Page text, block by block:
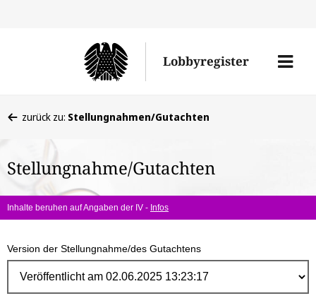
Lobbyregister
Menü
befinden
hier:
zurück zu: Stellungnahmen/Gutachten
Stellungnahme/Gutachten
Inhalte beruhen auf Angaben der IV - Infos
Version der Stellungnahme/des Gutachtens